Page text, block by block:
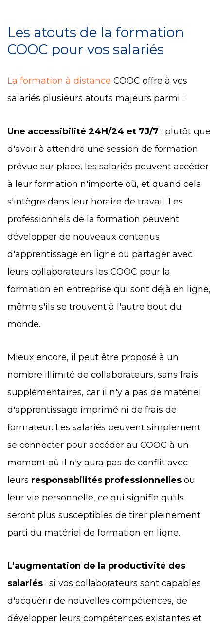
Les atouts de la formation
COOC pour vos salariés
La formation à distance COOC offre à vos
salariés plusieurs atouts majeurs parmi :
Une accessibilité 24H/24 et 7J/7 : plutôt que
d'avoir à attendre une session de formation
prévue sur place, les salariés peuvent accéder
à leur formation n'importe où, et quand cela
s'intègre dans leur horaire de travail. Les
professionnels de la formation peuvent
développer de nouveaux contenus
d'apprentissage en ligne ou partager avec
leurs collaborateurs les COOC pour la
formation en entreprise qui sont déjà en ligne,
même s'ils se trouvent à l'autre bout du
monde.
Mieux encore, il peut être proposé à un
nombre illimité de collaborateurs, sans frais
supplémentaires, car il n'y a pas de matériel
d'apprentissage imprimé ni de frais de
formateur. Les salariés peuvent simplement
se connecter pour accéder au COOC à un
moment où il n'y aura pas de conflit avec
leurs responsabilités professionnelles ou
leur vie personnelle, ce qui signifie qu'ils
seront plus susceptibles de tirer pleinement
parti du matériel de formation en ligne.
L’augmentation de la productivité des
salariés : si vos collaborateurs sont capables
d'acquérir de nouvelles compétences, de
développer leurs compétences existantes et